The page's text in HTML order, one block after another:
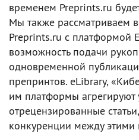
временем Preprints.ru
Мы также рассматриваем
Preprints.ru с платформой
возможность подачи
одновременной
препринтов. eLibrary,
им платформы
отрецензированные
конкуренции между этими